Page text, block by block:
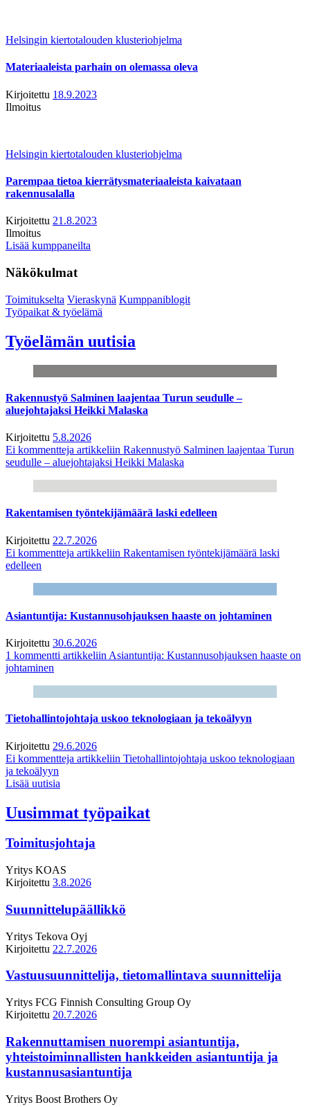
Helsingin kiertotalouden klusteriohjelma
Materiaaleista parhain on olemassa oleva
Kirjoitettu 18.9.2023
Ilmoitus
Helsingin kiertotalouden klusteriohjelma
Parempaa tietoa kierrätysmateriaaleista kaivataan
rakennusalalla
Kirjoitettu 21.8.2023
Ilmoitus
Lisää kumppaneilta
Näkökulmat
Toimitukselta Vieraskynä Kumppaniblogit
Työpaikat & työelämä
Työelämän uutisia
Rakennustyö Salminen laajentaa Turun seudulle –
aluejohtajaksi Heikki Malaska
Kirjoitettu 5.8.2026
Ei kommentteja artikkeliin Rakennustyö Salminen laajentaa Turun
seudulle – aluejohtajaksi Heikki Malaska
Rakentamisen työntekijämäärä laski edelleen
Kirjoitettu 22.7.2026
Ei kommentteja artikkeliin Rakentamisen työntekijämäärä laski
edelleen
Asiantuntija: Kustannusohjauksen haaste on johtaminen
Kirjoitettu 30.6.2026
1 kommentti artikkeliin Asiantuntija: Kustannusohjauksen haaste on
johtaminen
Tietohallintojohtaja uskoo teknologiaan ja tekoälyyn
Kirjoitettu 29.6.2026
Ei kommentteja artikkeliin Tietohallintojohtaja uskoo teknologiaan
ja tekoälyyn
Lisää uutisia
Uusimmat työpaikat
Toimitusjohtaja
Yritys KOAS
Kirjoitettu 3.8.2026
Suunnittelupäällikkö
Yritys Tekova Oyj
Kirjoitettu 22.7.2026
Vastuusuunnittelija, tietomallintava suunnittelija
Yritys FCG Finnish Consulting Group Oy
Kirjoitettu 20.7.2026
Rakennuttamisen nuorempi asiantuntija,
yhteistoiminnallisten hankkeiden asiantuntija ja
kustannusasiantuntija
Yritys Boost Brothers Oy